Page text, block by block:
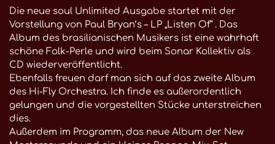
Die neue soul Unlimited Ausgabe startet mit der
Vorstellung von Paul Bryan’s – LP „Listen Of“ . Das
Album des brasilianischen Musikers ist eine wahrhaft
schöne Folk-Perle und wird beim Sonar Kollektiv als
CD wiederveröffentlicht.
Ebenfalls freuen darf man sich auf das zweite Album
des Hi-Fly Orchestra. Ich finde es außerordentlich
gelungen und die vorgestellten Stücke unterstreichen
dies.
Außerdem im Programm, das neue Album der New